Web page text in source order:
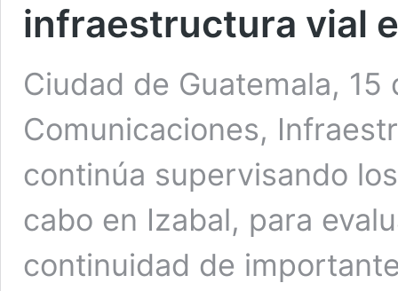
infraestructura vial
Ciudad de Guatemala,
Comunicaciones,
continúa supervisando
cabo en Izabal, para
continuidad de